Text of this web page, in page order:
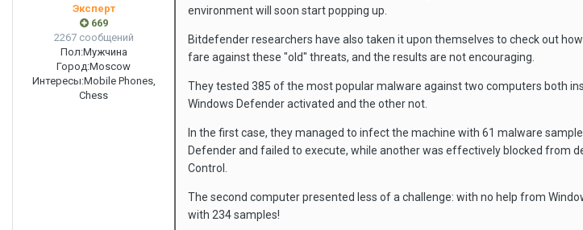
Эксперт
669
2267 сообщений
Пол:Мужчина
Город:Moscow
Интересы:Mobile Phones,
Chess
environment will soon start popping up.
Bitdefender researchers have also taken it upon themselves to check out
fare against these "old" threats, and the results are not encouraging.
They tested 385 of the most popular malware against two computers both
Windows Defender activated and the other not.
In the first case, they managed to infect the machine with 61 malware
Defender and failed to execute, while another was effectively blocked from
Control.
The second computer presented less of a challenge: with no help from
with 234 samples!